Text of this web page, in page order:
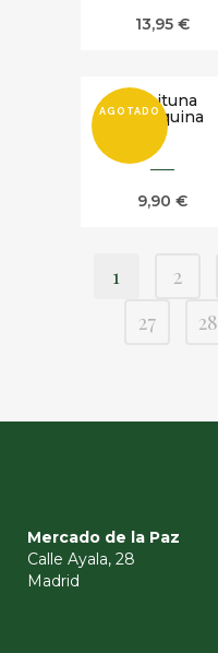
13,95 €
AGOTADO
Aceituna
Arbequina
9,90 €
1 2
27
28
Mercado de la Paz
Calle Ayala, 28
Madrid